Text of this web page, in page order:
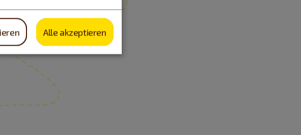
Alle akzeptieren